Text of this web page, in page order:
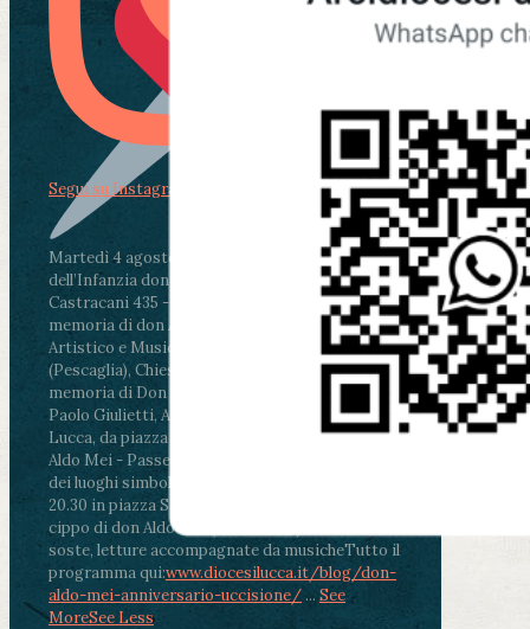
Martedì 4 agosto2026
ore 11:30 - Lucca, Scuola
dell’Infanzia don Aldo Mei - Viale Castruccio
Castracani 435 - Inaugurazione murales in
memoria di don Aldo Mei curato dal Liceo
Artistico e Musicale “Passaglia”
ore 18 - Fiano
(Pescaglia), Chiesa parrocchiale - Messa in
memoria di Don Aldo Mei celebrata da mons.
Paolo Giulietti, Arcivescovo di Lucca
ore 20.30 -
Lucca, da piazza San Michele al Cippo di don
Aldo Mei - Passeggiata della Memoria in alcuni
dei luoghi simbolo della città. Ritrovo alle ore
20.30 in piazza San Michele con conclusione al
cippo di don Aldo Mei (Porta Elisa). Durante le
soste, letture accompagnate da musicheTutto il
programma qui:www.diocesilucca.it/blog/don-
aldo-mei-anniversario-uccisione/ ... See
MoreSee Less
Segui su Instagram